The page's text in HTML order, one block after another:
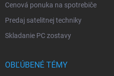
Cenová ponuka na spotrebiče
Predaj satelitnej techniky
Skladanie PC zostavy
OBĽÚBENÉ TÉMY